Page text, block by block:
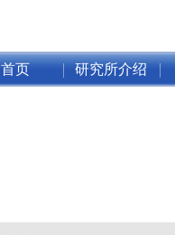
首页 研究所介绍